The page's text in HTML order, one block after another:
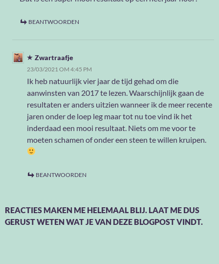
BEANTWOORDEN
Zwartraafje
23/03/2021 OM 4:45 PM
Ik heb natuurlijk vier jaar de tijd gehad om die
aanwinsten van 2017 te lezen. Waarschijnlijk gaan de
resultaten er anders uitzien wanneer ik de meer recente
jaren onder de loep leg maar tot nu toe vind ik het
inderdaad een mooi resultaat. Niets om me voor te
moeten schamen of onder een steen te willen kruipen.
BEANTWOORDEN
REACTIES MAKEN ME HELEMAAL BLIJ. LAAT ME DUS
GERUST WETEN WAT JE VAN DEZE BLOGPOST VINDT.